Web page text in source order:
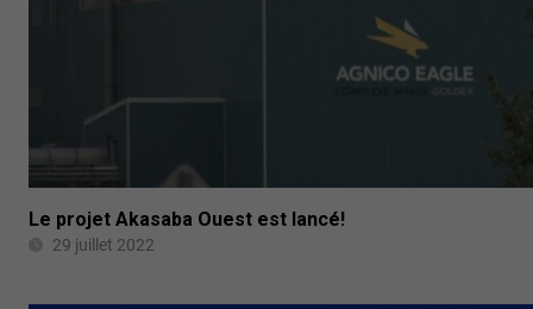
Le projet Akasaba Ouest est lancé!
29 juillet 2022